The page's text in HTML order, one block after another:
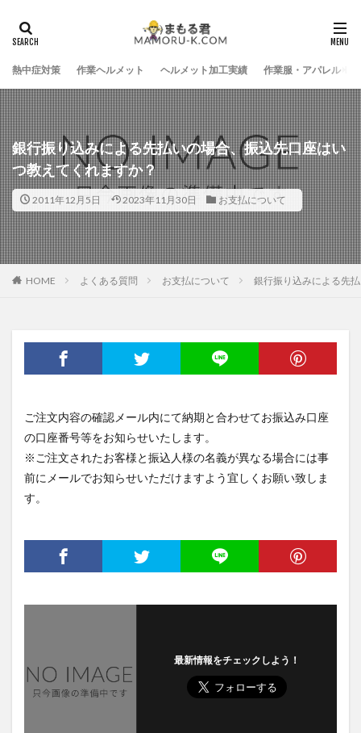
熱中症対策 作業ヘルメット ヘルメット加工実績 作業服・アパレル
銀行振り込みによる先払いの場合、振込先口座はい
つ教えてくれますか？
2011年12月5日 2023年11月30日 お支払について
HOME よくある質問 お支払について 銀行振り込みによる先
ご注文内容の確認メール内にて納期と合わせてお振込み口座
の口座番号等をお知らせいたします。
※ご注文されたお客様と振込人様の名義が異なる場合には事
前にメールでお知らせいただけますよう宜しくお願い致しま
す。
最新情報をチェックしよう！